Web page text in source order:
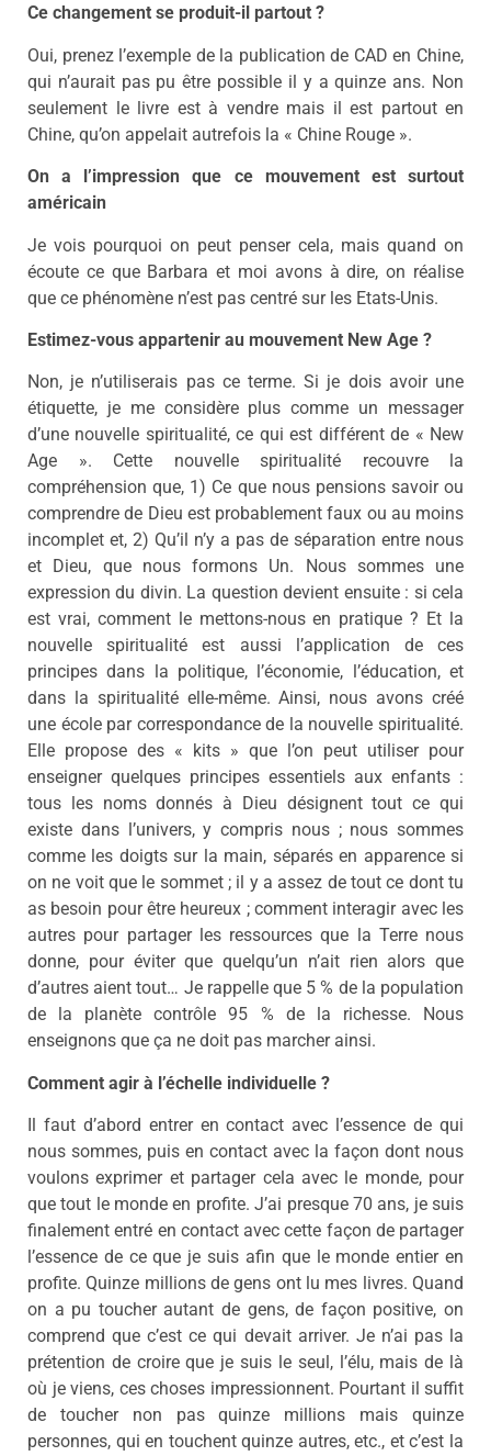
Ce changement se produit-il partout ?
Oui, prenez l’exemple de la publication de CAD en Chine,
qui n’aurait pas pu être possible il y a quinze ans. Non
seulement le livre est à vendre mais il est partout en
Chine, qu’on appelait autrefois la « Chine Rouge ».
On a l’impression que ce mouvement est surtout
américain
Je vois pourquoi on peut penser cela, mais quand on
écoute ce que Barbara et moi avons à dire, on réalise
que ce phénomène n’est pas centré sur les Etats-Unis.
Estimez-vous appartenir au mouvement New Age ?
Non, je n’utiliserais pas ce terme. Si je dois avoir une
étiquette, je me considère plus comme un messager
d’une nouvelle spiritualité, ce qui est différent de « New
Age ». Cette nouvelle spiritualité recouvre la
compréhension que, 1) Ce que nous pensions savoir ou
comprendre de Dieu est probablement faux ou au moins
incomplet et, 2) Qu’il n’y a pas de séparation entre nous
et Dieu, que nous formons Un. Nous sommes une
expression du divin. La question devient ensuite : si cela
est vrai, comment le mettons-nous en pratique ? Et la
nouvelle spiritualité est aussi l’application de ces
principes dans la politique, l’économie, l’éducation, et
dans la spiritualité elle-même. Ainsi, nous avons créé
une école par correspondance de la nouvelle spiritualité.
Elle propose des « kits » que l’on peut utiliser pour
enseigner quelques principes essentiels aux enfants :
tous les noms donnés à Dieu désignent tout ce qui
existe dans l’univers, y compris nous ; nous sommes
comme les doigts sur la main, séparés en apparence si
on ne voit que le sommet ; il y a assez de tout ce dont tu
as besoin pour être heureux ; comment interagir avec les
autres pour partager les ressources que la Terre nous
donne, pour éviter que quelqu’un n’ait rien alors que
d’autres aient tout… Je rappelle que 5 % de la population
de la planète contrôle 95 % de la richesse. Nous
enseignons que ça ne doit pas marcher ainsi.
Comment agir à l’échelle individuelle ?
Il faut d’abord entrer en contact avec l’essence de qui
nous sommes, puis en contact avec la façon dont nous
voulons exprimer et partager cela avec le monde, pour
que tout le monde en profite. J’ai presque 70 ans, je suis
finalement entré en contact avec cette façon de partager
l’essence de ce que je suis afin que le monde entier en
profite. Quinze millions de gens ont lu mes livres. Quand
on a pu toucher autant de gens, de façon positive, on
comprend que c’est ce qui devait arriver. Je n’ai pas la
prétention de croire que je suis le seul, l’élu, mais de là
où je viens, ces choses impressionnent. Pourtant il suffit
de toucher non pas quinze millions mais quinze
personnes, qui en touchent quinze autres, etc., et c’est la